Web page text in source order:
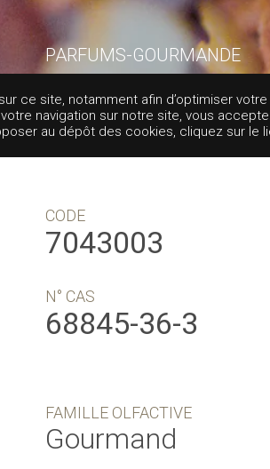
PARFUMS-GOURMANDE
AZARBRE
ce site, notamment afin d’optimiser
navigation sur notre site, vous
au dépôt des cookies, cliquez sur le
CODE
7043003
N° CAS
68845-36-3
FAMILLE OLFACTIVE
Gourmand